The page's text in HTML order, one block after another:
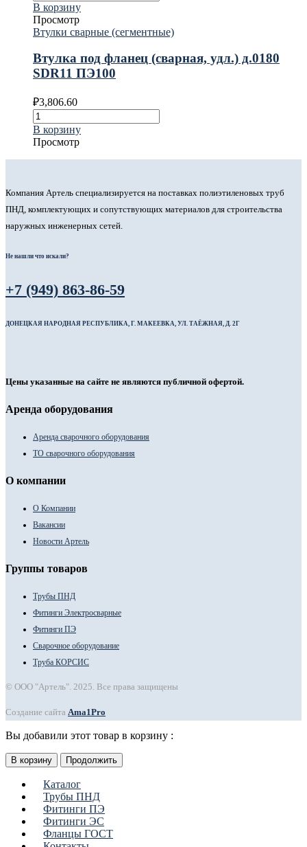
В корзину
Просмотр
Втулки сварные (сегментные)
Втулка под фланец (сварная, удл.) д.0180
SDR11 ПЭ100
₽3,806.60
В корзину
Просмотр
Компания Артель специализируется на поставках полиэтиленовых труб
ПНД, комплектующих и сопутствующих материалов для строительства
наружных инженерных сетей.
Не нашли что искали?
+7 (949) 863-86-59
ДОНЕЦКАЯ НАРОДНАЯ РЕСПУБЛИКА, Г. МАКЕЕВКА, УЛ. ТАЁЖНАЯ, Д. 2Г
Цены указанные на сайте не являются публичной офертой.
Аренда оборудования
Аренда сварочного оборудования
ТО сварочного оборудования
О компании
О Компании
Вакансии
Новости Артель
Группы товаров
Трубы ПНД
Фитинги Электросварные
Фитинги ПЭ
Сварочное оборудование
Труба КОРСИС
© ООО "Артель". 2025. Все права защищены
Создание сайта Ama1Pro
Вы добавили этот товар в корзину :
В корзину Продолжить
Каталог
Трубы ПНД
Фитинги ПЭ
Фитинги ЭС
Фланцы ГОСТ